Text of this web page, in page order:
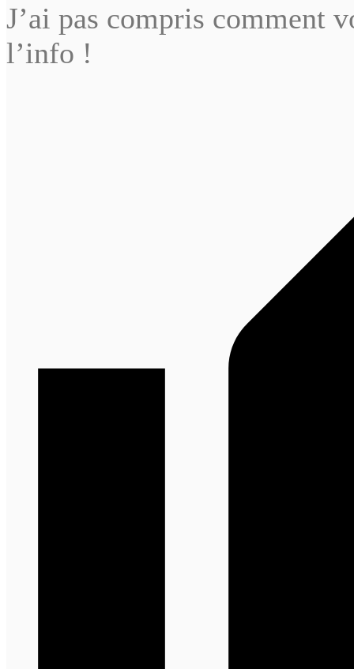
J’ai pas compris comment
l’info !